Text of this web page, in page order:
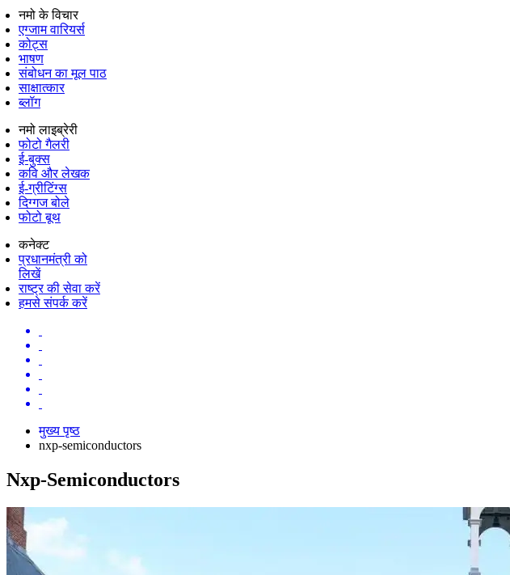
नमो के विचार
एग्जाम वारियर्स
कोट्स
भाषण
संबोधन का मूल पाठ
साक्षात्कार
ब्लॉग
नमो लाइब्रेरी
फोटो गैलरी
ई-बुक्स
कवि और लेखक
ई-ग्रीटिंग्स
दिग्गज बोले
फोटो बूथ
कनेक्ट
प्रधानमंत्री को
लिखें
राष्ट्र की सेवा करें
हमसे संपर्क करें
मुख्य पृष्ठ
nxp-semiconductors
Nxp-Semiconductors